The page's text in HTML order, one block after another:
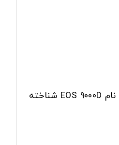
کانن در فوریه سال 2017 پس از 4 سال مدل بعدی دوربین 70D خود را معرفی کرد. دوربین جدید کانن، EOS 77D و در بعضی مناطق به نام EOS 9000D شناخته